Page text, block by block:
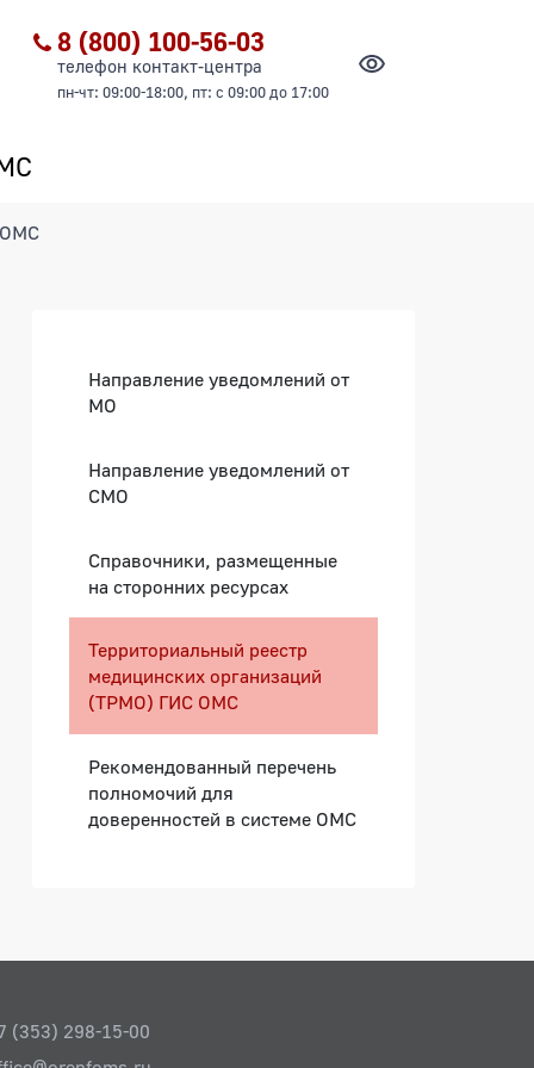
8 (800) 100-56-03
телефон контакт-центра
пн-чт: 09:00-18:00, пт: с 09:00 до 17:00
ОМС
Направление уведомлений от
МО
Направление уведомлений от
СМО
Справочники, размещенные
на сторонних ресурсах
Территориальный реестр
медицинских организаций
(ТРМО) ГИС ОМС
Рекомендованный перечень
полномочий для
доверенностей в системе ОМС
(353) 298-15-00